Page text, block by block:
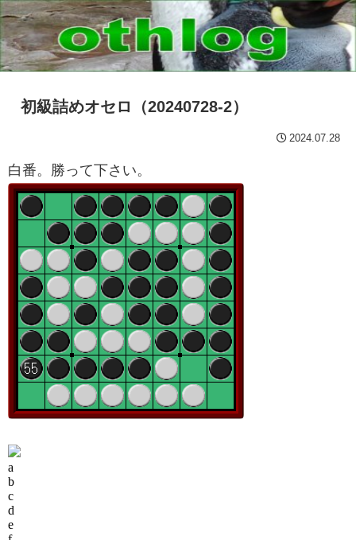
初級詰めオセロ（20240728-2）
2024.07.28
白番。勝って下さい。